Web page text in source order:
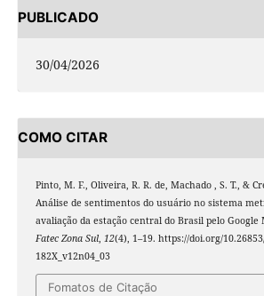
PUBLICADO
30/04/2026
COMO CITAR
Pinto, M. F., Oliveira, R. R. de, Machado , S. T., &
Análise de sentimentos do usuário no sistema
avaliação da estação central do Brasil pelo Google
Fatec Zona Sul, 12(4), 1–19. https://doi.org/
182X_v12n04_03
Fomatos de Citação